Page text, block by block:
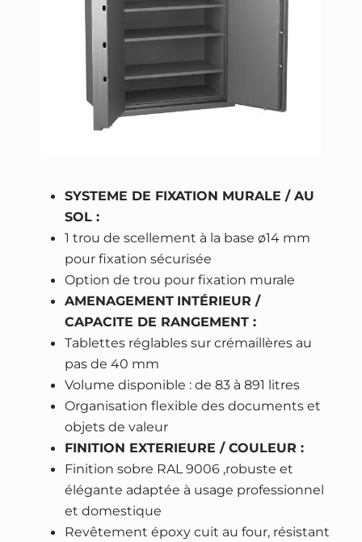
SYSTEME DE FIXATION MURALE / AU
SOL :
1 trou de scellement à la base ø14 mm
pour fixation sécurisée
Option de trou pour fixation murale
AMENAGEMENT INTÉRIEUR /
CAPACITE DE RANGEMENT :
Tablettes réglables sur crémaillères au
pas de 40 mm
Volume disponible : de 83 à 891 litres
Organisation flexible des documents et
objets de valeur
FINITION EXTERIEURE / COULEUR :
Finition sobre RAL 9006 ,robuste et
élégante adaptée à usage professionnel
et domestique
Revêtement époxy cuit au four, résistant